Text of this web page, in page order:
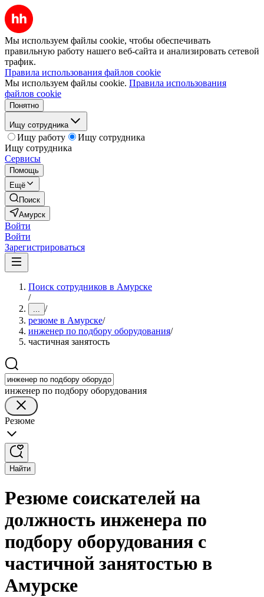
Мы используем файлы cookie, чтобы обеспечивать
правильную работу нашего веб-сайта и анализировать сетевой
трафик.
Правила использования файлов cookie
Мы используем файлы cookie. Правила использования
файлов cookie
Понятно
Ищу сотрудника
Ищу работу
Ищу сотрудника
Ищу сотрудника
Сервисы
Помощь
Ещё
Поиск
Амурск
Войти
Войти
Зарегистрироваться
Поиск сотрудников в Амурске
/
... /
резюме в Амурске/
инженер по подбору оборудования/
частичная занятость
инженер по подбору оборудования
Резюме
Найти
Резюме соискателей на
должность инженера по
подбору оборудования с
частичной занятостью в
Амурске